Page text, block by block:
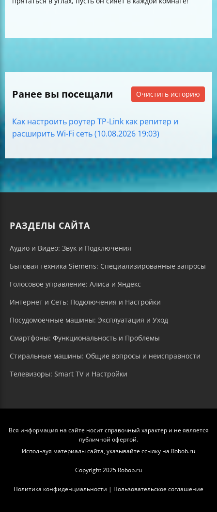
Ранее вы посещали Очистить историю
Как настроить роутер TP-Link как репитер и
расширить Wi-Fi сеть (10.08.2026 19:03)
РАЗДЕЛЫ САЙТА
Аудио и Видео: Звук и Подключения
Бытовая техника Siemens: Специализированные запросы
Голосовое управление: Алиса и Яндекс
Интернет и Сеть: Подключения и Настройки
Посудомоечные машины: Эксплуатация и Уход
Смартфоны: Функциональность и Проблемы
Стиральные машины: Общие вопросы и неисправности
Телевизоры: Smart TV и Настройки
Вся информация на сайте носит справочный характер и не является
публичной офертой.
Используя материалы сайта, указывайте ссылку на Robob.ru
Copyright 2025 Robob.ru
Политика конфиденциальности | Пользовательское соглашение